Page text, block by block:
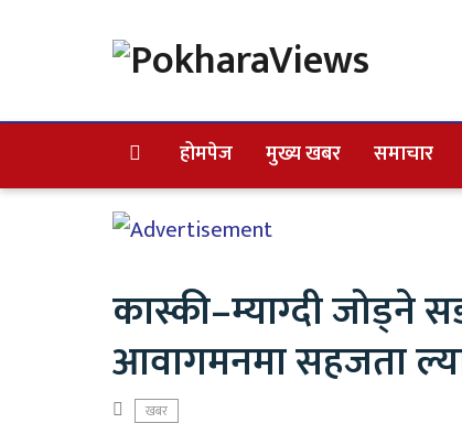
होमपेज मुख्य खबर समाचार
कास्की–म्याग्दी जोड्ने
आवागमनमा सहजता
खबर